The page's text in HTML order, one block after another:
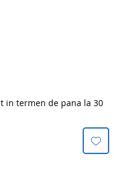
in termen de pana la 30